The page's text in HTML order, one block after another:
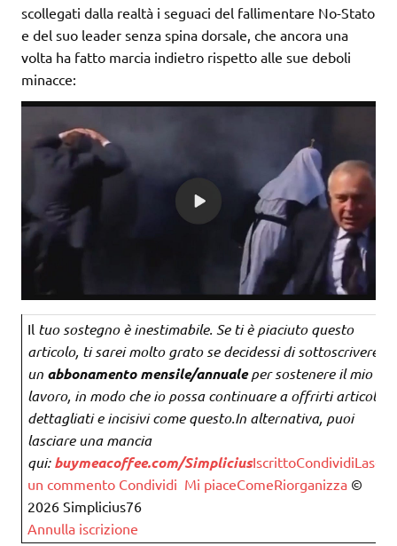
scollegati dalla realtà i seguaci del fallimentare No-Stato
e del suo leader senza spina dorsale, che ancora una
volta ha fatto marcia indietro rispetto alle sue deboli
minacce:
Il tuo sostegno è inestimabile. Se ti è piaciuto questo
articolo, ti sarei molto grato se decidessi di sottoscrivere
un abbonamento mensile/annualeper sostenere il mio
lavoro, in modo che io possa continuare a offrirti articoli
dettagliati e incisivi come questo.In alternativa, puoi
lasciare una mancia
qui:buymeacoffee.com/SimpliciusIscrittoCondividiLascia
un commento Condividi Mi piaceComeRiorganizza ©
2026 Simplicius76
Annulla iscrizione